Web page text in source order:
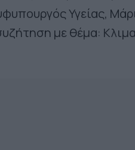
Υγείας,
με θέμα: